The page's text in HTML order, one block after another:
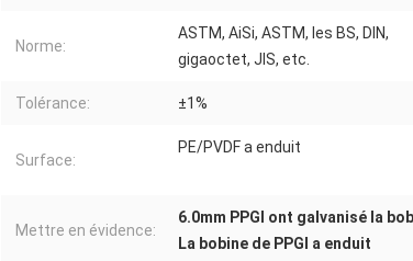
Norme:
ASTM, AiSi, ASTM, les BS, DIN,
gigaoctet, JIS, etc.
Tolérance: ±1%
Surface:
PE/PVDF a enduit
Mettre en évidence:
6.0mm PPGI ont galvanisé la
La bobine de PPGI a enduit